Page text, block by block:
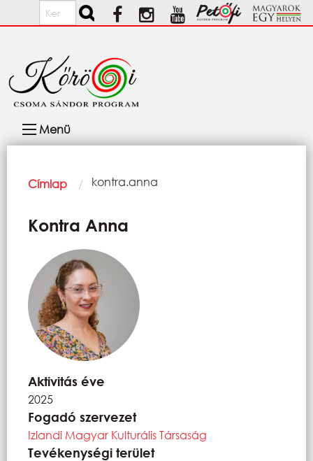
Ugrás a tartalomra
Keresés
navigáció
Menü
Morzsa
Címlap Current:
kontra.anna
Kontra Anna
Aktivitás éve
2025
Fogadó szervezet
Izlandi Magyar Kulturális Társaság
Tevékenységi terület